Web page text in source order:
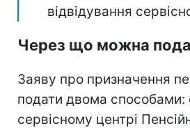
відвідування
Через що можна
Заяву про призначення
подати двома способами:
сервісному центрі